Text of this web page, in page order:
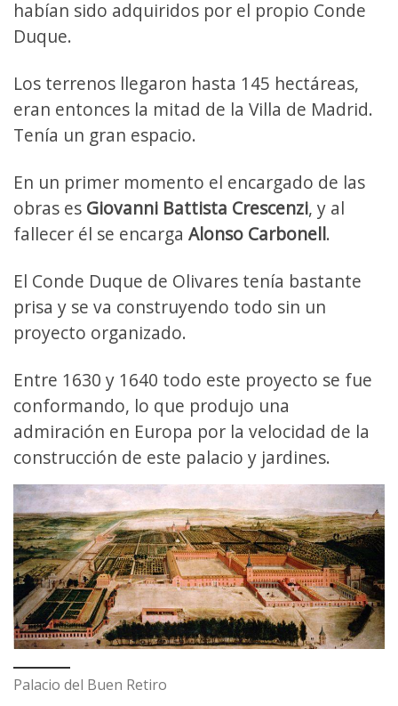
habían sido adquiridos por el propio Conde
Duque.
Los terrenos llegaron hasta 145 hectáreas,
eran entonces la mitad de la Villa de Madrid.
Tenía un gran espacio.
En un primer momento el encargado de las
obras es Giovanni Battista Crescenzi, y al
fallecer él se encarga Alonso Carbonell.
El Conde Duque de Olivares tenía bastante
prisa y se va construyendo todo sin un
proyecto organizado.
Entre 1630 y 1640 todo este proyecto se fue
conformando, lo que produjo una
admiración en Europa por la velocidad de la
construcción de este palacio y jardines.
Palacio del Buen Retiro